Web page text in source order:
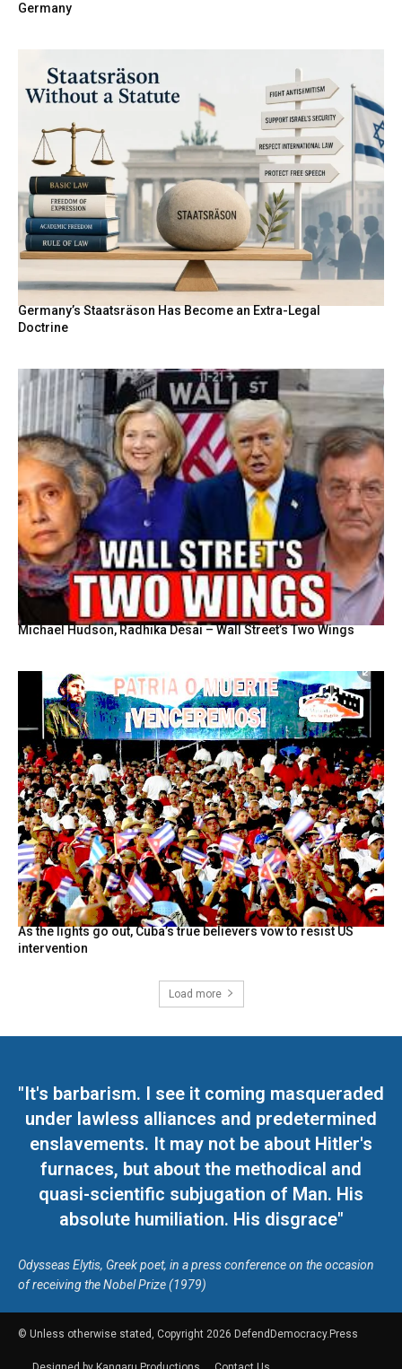
Germany
Germany’s Staatsräson Has Become an Extra-Legal
Doctrine
Michael Hudson, Radhika Desai – Wall Street’s Two Wings
As the lights go out, Cuba’s true believers vow to resist US
intervention
Load more
"It's barbarism. I see it coming masqueraded
under lawless alliances and predetermined
enslavements. It may not be about Hitler's
furnaces, but about the methodical and
quasi-scientific subjugation of Man. His
absolute humiliation. His disgrace"
Odysseas Elytis, Greek poet, in a press conference on the occasion
of receiving the Nobel Prize (1979)
© Unless otherwise stated, Copyright 2026 DefendDemocracy.Press